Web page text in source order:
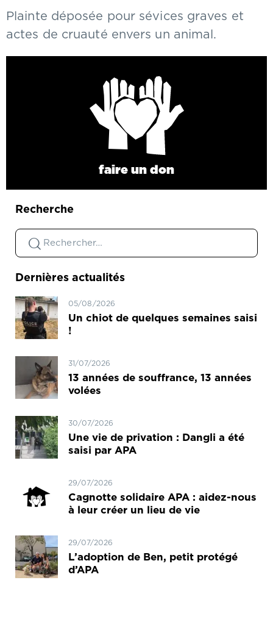
Plainte déposée pour sévices graves et
actes de cruauté envers un animal.
faire un don
Recherche
Dernières actualités
05/08/2026
Un chiot de quelques semaines saisi
!
31/07/2026
13 années de souffrance, 13 années
volées
30/07/2026
Une vie de privation : Dangli a été
saisi par APA
29/07/2026
Cagnotte solidaire APA : aidez-nous
à leur créer un lieu de vie
29/07/2026
L’adoption de Ben, petit protégé
d’APA